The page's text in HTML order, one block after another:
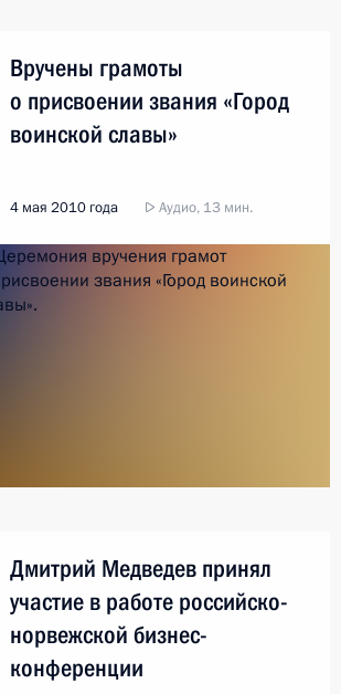
Вручены грамоты
о присвоении звания «Город
воинской славы»
4 мая 2010 года Аудио, 13 мин.
Дмитрий Медведев принял
участие в работе российско-
норвежской бизнес-
конференции